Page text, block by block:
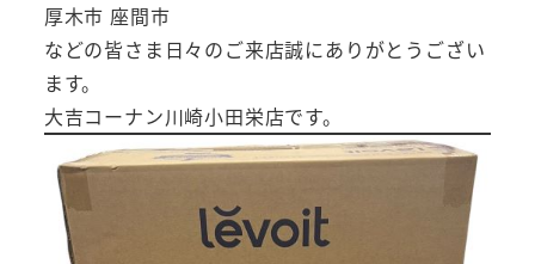
厚木市 座間市
などの皆さま日々のご来店誠にありがとうござい
ます。
大吉コーナン川崎小田栄店です。